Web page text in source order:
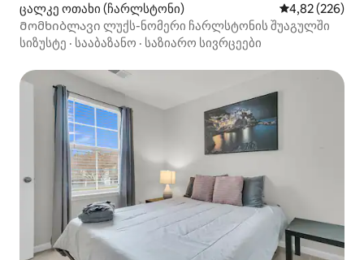
ცალკე ოთახი (ჩარლსტონი) საშუალო
4,82 (226)
Მომხიბლავი ლუქს-ნომერი ჩარლსტონის შუაგულში
სიზუსტე · სააბაზანო · საზიარო სივრცეები